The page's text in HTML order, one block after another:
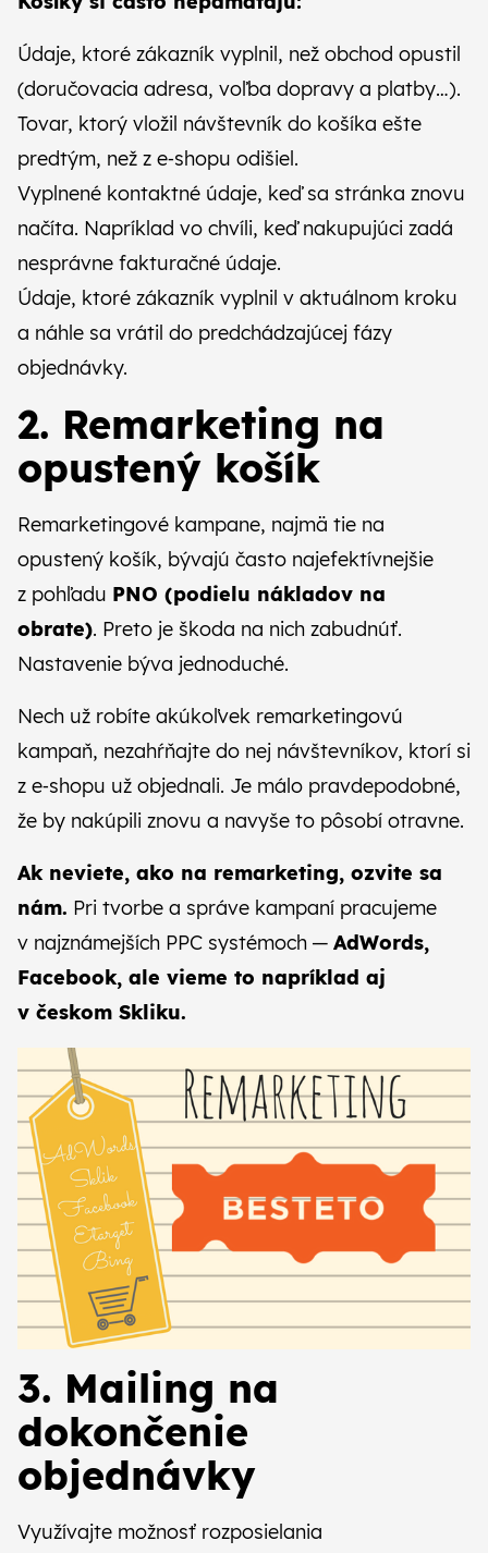
Údaje, ktoré zákazník vyplnil, než obchod opustil
(doručovacia adresa, voľba dopravy a platby…).
Tovar, ktorý vložil návštevník do košíka ešte
predtým, než z e‑shopu odišiel.
Vyplnené kontaktné údaje, keď sa stránka znovu
načíta. Napríklad vo chvíli, keď nakupujúci zadá
nesprávne fakturačné údaje.
Údaje, ktoré zákazník vyplnil v aktuálnom kroku
a náhle sa vrátil do predchádzajúcej fázy
objednávky.
2. Remarketing na
opustený košík
Remarketingové kampane, najmä tie na
opustený košík, bývajú často najefektívnejšie
z pohľadu PNO (podielu nákladov na
obrate). Preto je škoda na nich zabudnúť.
Nastavenie býva jednoduché.
Nech už robíte akúkoľvek remarketingovú
kampaň, nezahŕňajte do nej návštevníkov, ktorí si
z e‑shopu už objednali. Je málo pravdepodobné,
že by nakúpili znovu a navyše to pôsobí otravne.
Ak neviete, ako na remarketing, ozvite sa
nám. Pri tvorbe a správe kampaní pracujeme
v najznámejších PPC systémoch — AdWords,
Facebook, ale vieme to napríklad aj
v českom Skliku.
3. Mailing na
dokončenie
objednávky
Využívajte možnosť rozposielania